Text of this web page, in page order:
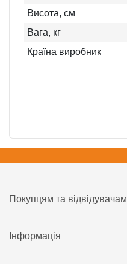
Висота, см
Вага, кг
Країна виробник
Покупцям та відвідувачам
Інформація